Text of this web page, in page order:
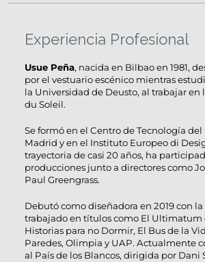
Experiencia Profesional
Usue Peña, nacida en Bilbao en 1981,
por el vestuario escénico mientras
la Universidad de Deusto, al trabajar en
du Soleil.
Se formó en el Centro de Tecnología
Madrid y en el Instituto Europeo di
trayectoria de casi 20 años, ha
producciones junto a directores como
Paul Greengrass.
Debutó como diseñadora en 2019 con la
trabajado en títulos como El Ultimatum
Historias para no Dormir, El Bus de la
Paredes, Olimpia y UAP. Actualmente
al País de los Blancos, dirigida por Dani